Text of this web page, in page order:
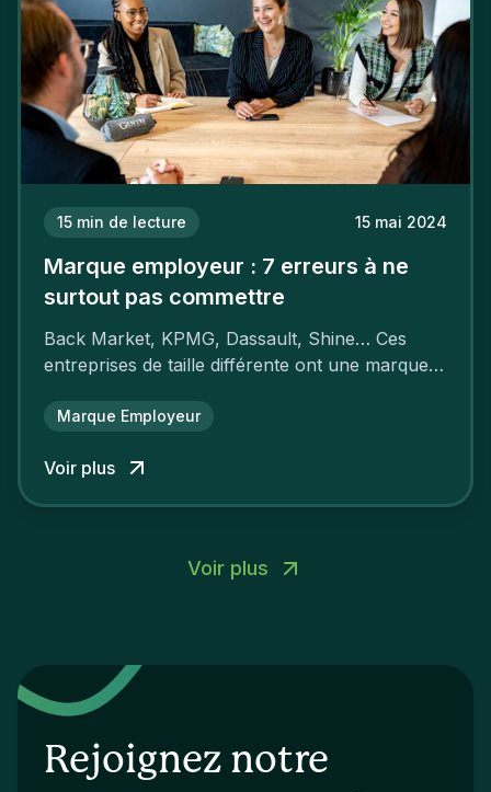
15 min de lecture 15 mai 2024
Marque employeur : 7 erreurs à ne
surtout pas commettre
Back Market, KPMG, Dassault, Shine… Ces
entreprises de taille différente ont une marque
attractivité et une fidélisation à faire pâlir leurs
Marque Employeur
Voir plus
Voir plus
Rejoignez notre